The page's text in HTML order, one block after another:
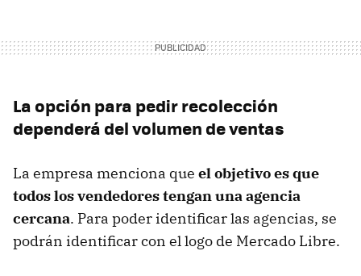
La opción para pedir recolección
dependerá del volumen de ventas
La empresa menciona que el objetivo es que
todos los vendedores tengan una agencia
cercana. Para poder identificar las agencias, se
podrán identificar con el logo de Mercado Libre.